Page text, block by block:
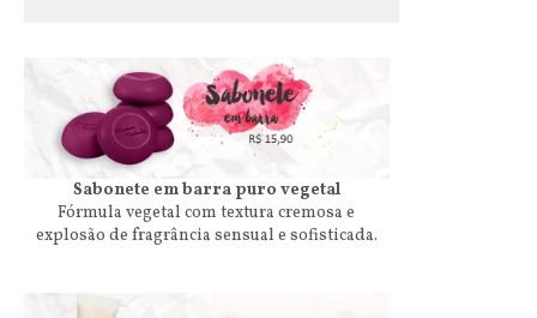
Sabonete em barra puro vegetal
Fórmula vegetal com textura cremosa e
explosão de fragrância sensual e sofisticada.